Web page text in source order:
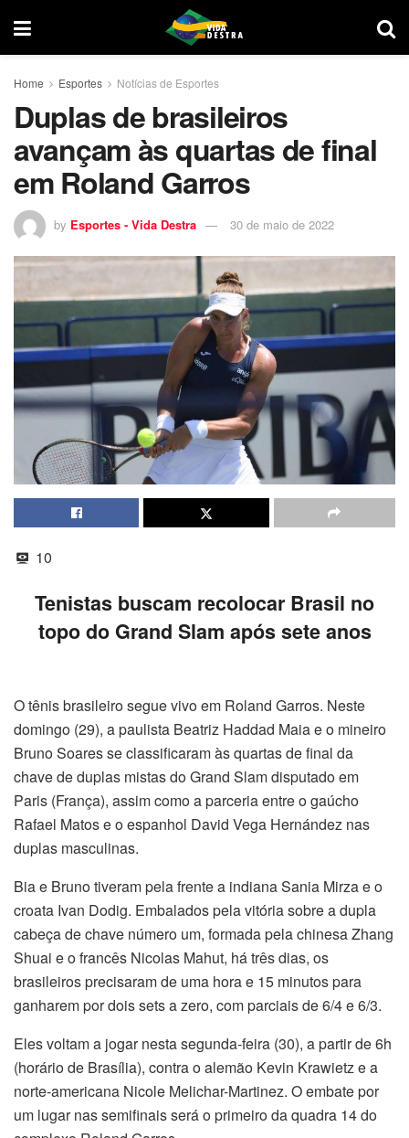
Home Esportes Notícias de Esportes
Duplas de brasileiros
avançam às quartas de final
em Roland Garros
by Esportes - Vida Destra 30 de maio de 2022
10
Tenistas buscam recolocar Brasil no
topo do Grand Slam após sete anos
O tênis brasileiro segue vivo em Roland Garros. Neste
domingo (29), a paulista Beatriz Haddad Maia e o mineiro
Bruno Soares se classificaram às quartas de final da
chave de duplas mistas do Grand Slam disputado em
Paris (França), assim como a parceria entre o gaúcho
Rafael Matos e o espanhol David Vega Hernández nas
duplas masculinas.
Bia e Bruno tiveram pela frente a indiana Sania Mirza e o
croata Ivan Dodig. Embalados pela vitória sobre a dupla
cabeça de chave número um, formada pela chinesa Zhang
Shuai e o francês Nicolas Mahut, há três dias, os
brasileiros precisaram de uma hora e 15 minutos para
ganharem por dois sets a zero, com parciais de 6/4 e 6/3.
Eles voltam a jogar nesta segunda-feira (30), a partir de 6h
(horário de Brasília), contra o alemão Kevin Krawietz e a
norte-americana Nicole Melichar-Martinez. O embate por
um lugar nas semifinais será o primeiro da quadra 14 do